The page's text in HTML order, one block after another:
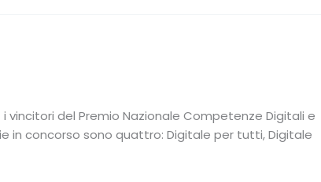
vincitori del Premio Nazionale Competenze Digitali e
in concorso sono quattro: Digitale per tutti, Digitale